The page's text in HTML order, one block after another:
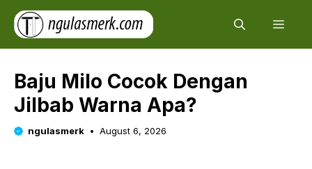
Skip
content
Baju Milo Cocok Dengan
Jilbab Warna Apa?
ngulasmerk August 6, 2026